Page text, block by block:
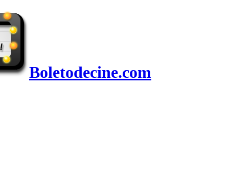
Boletodecine.com